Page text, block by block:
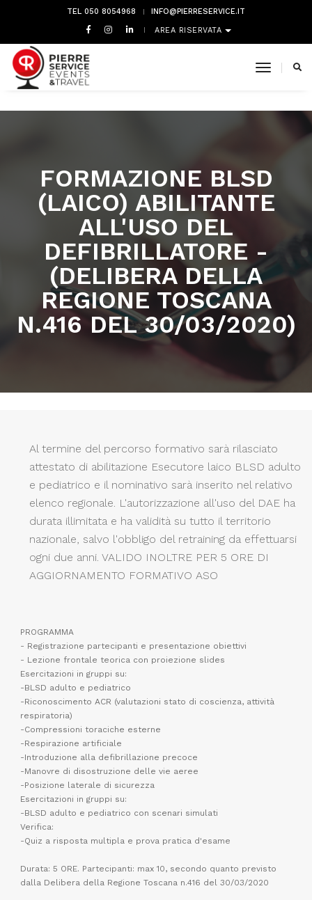
TEL 050 8054968 INFO@PIERRESERVICE.IT
AREA RISERVATA
toggle
FORMAZIONE BLSD
(LAICO) ABILITANTE
ALL'USO DEL
DEFIBRILLATORE -
(DELIBERA DELLA
REGIONE TOSCANA
N.416 DEL 30/03/2020)
Al termine del percorso formativo sarà rilasciato
attestato di abilitazione Esecutore laico BLSD adulto
e pediatrico e il nominativo sarà inserito nel relativo
elenco regionale. L'autorizzazione all'uso del DAE ha
durata illimitata e ha validità su tutto il territorio
nazionale, salvo l'obbligo del retraining da effettuarsi
ogni due anni. VALIDO INOLTRE PER 5 ORE DI
AGGIORNAMENTO FORMATIVO ASO
PROGRAMMA
- Registrazione partecipanti e presentazione obiettivi
- Lezione frontale teorica con proiezione slides
Esercitazioni in gruppi su:
-BLSD adulto e pediatrico
-Riconoscimento ACR (valutazioni stato di coscienza, attività
respiratoria)
-Compressioni toraciche esterne
-Respirazione artificiale
-Introduzione alla defibrillazione precoce
-Manovre di disostruzione delle vie aeree
-Posizione laterale di sicurezza
Esercitazioni in gruppi su:
-BLSD adulto e pediatrico con scenari simulati
Verifica:
-Quiz a risposta multipla e prova pratica d'esame
Durata: 5 ORE. Partecipanti: max 10, secondo quanto previsto
dalla Delibera della Regione Toscana n.416 del 30/03/2020